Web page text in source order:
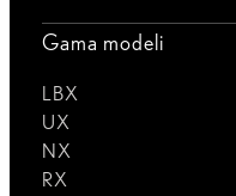
Gama modeli
LBX
UX
NX
RX